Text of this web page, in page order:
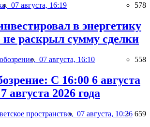
07 августа, 16:19 578
в энергетику
не раскрыл сумму сделки
07 августа, 16:10 558
С 16:00 6 августа
августа 2026 года
пространство, 07 августа, 10:26 659